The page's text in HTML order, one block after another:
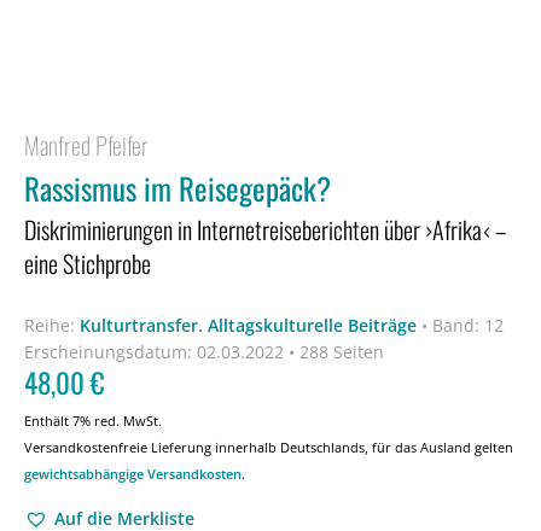
Manfred Pfeifer
Rassismus im Reisegepäck?
Diskriminierungen in Internetreiseberichten über ›Afrika‹ –
eine Stichprobe
Reihe: Kulturtransfer. Alltagskulturelle Beiträge • Band: 12
Erscheinungsdatum: 02.03.2022 • 288 Seiten
48,00€
Enthält 7% red. MwSt.
Versandkostenfreie Lieferung innerhalb Deutschlands, für das Ausland gelten
gewichtsabhängige Versandkosten.
Auf die Merkliste